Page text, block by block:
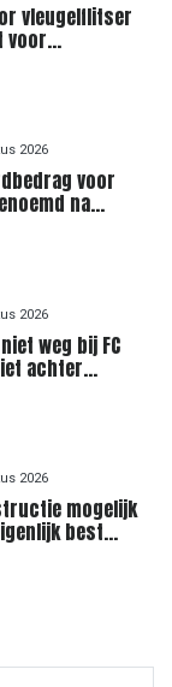
vleugelflitser
voor
2026
voor
na
2026
weg bij FC
achter
2026
mogelijk
best